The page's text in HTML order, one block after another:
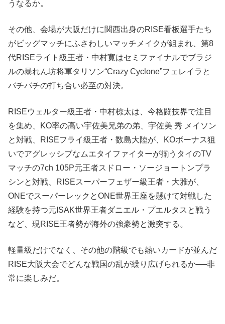
うなるか。
その他、会場が大阪だけに関西出身のRISE看板選手たち
がビッグマッチにふさわしいマッチメイクが組まれ、第8
代RISEライト級王者・中村寛はセミファイナルでブラジ
ルの暴れん坊将軍タリソン“Crazy Cyclone”フェレイラと
バチバチの打ち合い必至の対決。
RISEウェルター級王者・中村椋太は、今格闘技界で注目
を集め、KO率の高い宇佐美兄弟の弟、宇佐美 秀 メイソン
と対戦、RISEフライ級王者・数島大陸が、KOボーナス狙
いでアグレッシブなムエタイファイターが揃うタイのTV
マッチの7ch 105P元王者スドロー・ソージョートンプラ
シンと対戦、RISEスーパーフェザー級王者・大雅が、
ONEでスーパーレックとONE世界王座を懸けて対戦した
経験を持つ元ISAK世界王者ダニエル・プエルタスと戦う
など、現RISE王者勢が海外の強豪勢と激突する。
軽量級だけでなく、その他の階級でも熱いカードが並んだ
RISE大阪大会でどんな戦国の乱が繰り広げられるか──非
常に楽しみだ。